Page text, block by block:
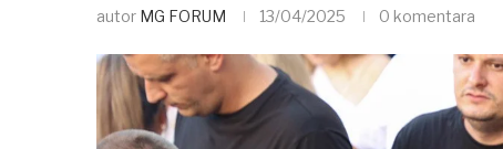
autor MG FORUM 13/04/2025 0 komentara